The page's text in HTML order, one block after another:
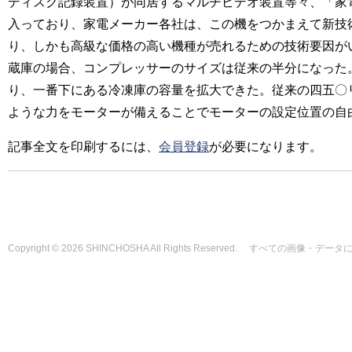
入っており、家電メーカー各社は、この機をつかまえて新
り、しかも高級な価格の高い機種が売れるための技術要因
蔵庫の場合、コンプレッサーのサイズは従来の半分になっ
り、一番下にある冷凍庫の容量を拡大できた。従来の四五
ような力をモーターが備えることでモーターの設定位置の
記事全文を印刷するには、 会員登録が必要になります。
Copyright © 2026 SHINCHOSHA All Rights Reserved. すべての画像・データ